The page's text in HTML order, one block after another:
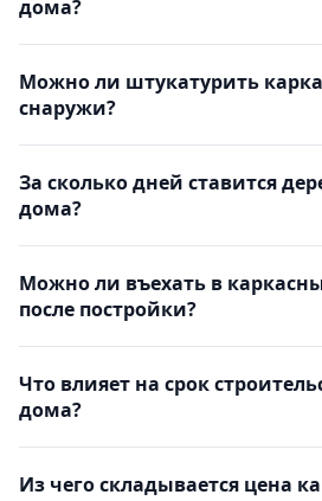
дома?
Можно ли штукатурить
снаружи?
За сколько дней ставится
дома?
Можно ли въехать в
после постройки?
Что влияет на срок
дома?
Из чего складывается цена